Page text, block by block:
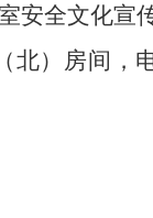
安全文化
北）房间，